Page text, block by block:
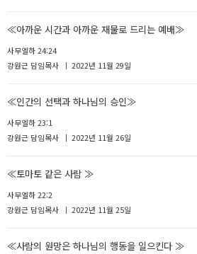
≪아까운 시간과 아까운 재물로 드리는 예배≫
사무엘하 24:24
강원근 담임목사
2022년 11월 29일
≪인간의 선택과 하나님의 승인≫
사무엘하 23:1
강원근 담임목사
2022년 11월 26일
≪토마토 같은 사람 ≫
사무엘하 22:2
강원근 담임목사
2022년 11월 25일
≪사람의 원망은 하나님의 행동을 일으킨다 ≫